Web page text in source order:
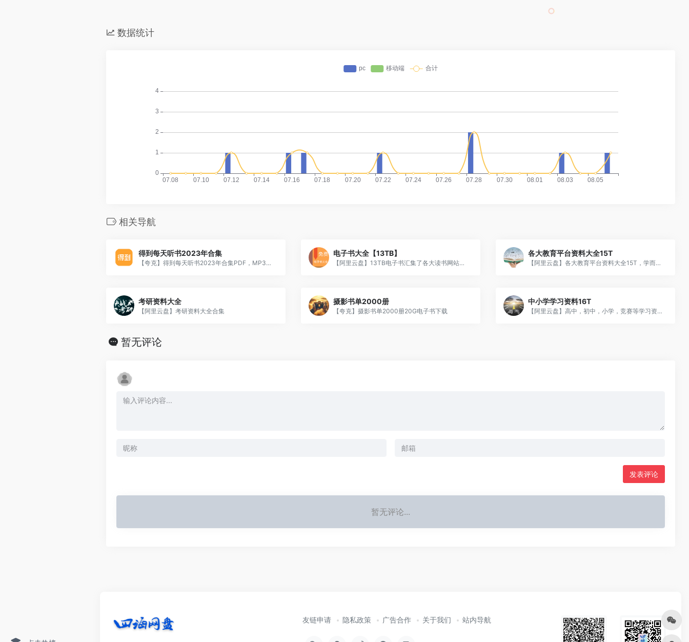
数据统计
相关导航
得到每天听书2023年合集
【夸克】得到每天听书2023年合集PDF，MP3下载
电子书大全【13TB】
【阿里云盘】13TB电子书汇集了各大读书网站电子书
各大教育平台资料大全15T
【阿里云盘】各大教育平台资料大全15T，学而思，高途，豆神，得到，樊登，喜马拉雅，网易，湛卢，混沌大学，拉钩教育，虎课，大鹏，等等
考研资料大全
【阿里云盘】考研资料大全合集
摄影书单2000册
【夸克】摄影书单2000册20G电子书下载
中小学学习资料16T
【阿里云盘】高中，初中，小学，竞赛等学习资料下载
暂无评论
发表评论
暂无评论...
友链申请 隐私政策 广告合作 关于我们 站内导航